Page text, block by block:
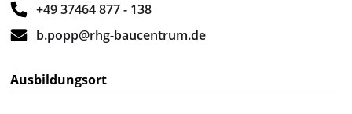
+49 37464 877 - 138
b.popp@rhg-baucentrum.de
Ausbildungsort